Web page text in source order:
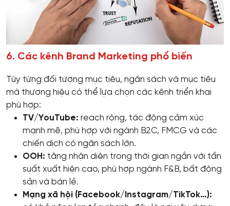
6. Các kênh Brand Marketing phổ biến
Tùy từng đối tượng mục tiêu, ngân sách và mục tiêu
mà thương hiệu có thể lựa chọn các kênh triển khai
phù hợp:
TV/YouTube: reach rộng, tác động cảm xúc
mạnh mẽ, phù hợp với ngành B2C, FMCG và các
chiến dịch có ngân sách lớn.
OOH: tăng nhận diện trong thời gian ngắn với tần
suất xuất hiện cao, phù hợp ngành F&B, bất động
sản và bán lẻ.
Mạng xã hội (Facebook/Instagram/TikTok…):